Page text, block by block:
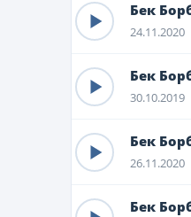
Бек
24.11.2020
Бек
30.10.2019
Бек
26.11.2020
Бек